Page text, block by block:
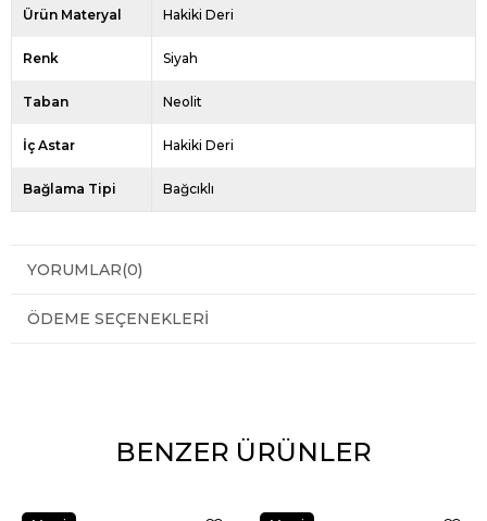
Ürün Materyal Hakiki Deri
Renk Siyah
Taban Neolit
İç Astar Hakiki Deri
Bağlama Tipi Bağcıklı
YORUMLAR(0)
ÖDEME SEÇENEKLERI
BENZER ÜRÜNLER